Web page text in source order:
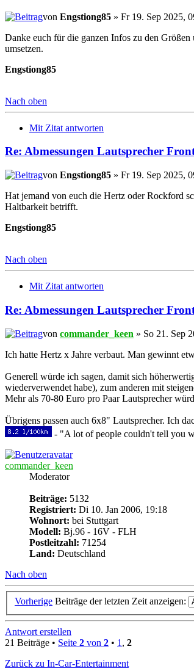
von Engstiong85 » Fr 19. Sep 2025,
Danke euch für die ganzen Infos zu den
umsetzen.
Engstiong85
Nach oben
Mit Zitat antworten
Re: Abmessungen Lautsprecher
von Engstiong85 » Fr 19. Sep 2025,
Hat jemand von euch die Hertz oder Rockford
Haltbarkeit betrifft.
Engstiong85
Nach oben
Mit Zitat antworten
Re: Abmessungen Lautsprecher
von commander_keen » So 21. Sep
Ich hatte Hertz x Jahre verbaut. Man gewinnt
Generell würde ich sagen, damit sich
wiederverwendet habe), zum anderen mit
Mehr als 70-80 Euro pro Paar Lautsprecher
Übrigens passen auch 6x8" Lautsprecher. Ich
- "A lot of people couldn't tell you
commander_keen
Moderator
Beiträge: 5132
Registriert: Di 10. Jan 2006, 19:18
Wohnort: bei Stuttgart
Modell: Bj.96 - 16V - FLH
Postleitzahl: 71254
Land: Deutschland
Nach oben
Vorherige Beiträge der letzten Zeit anzeigen:
Antwort erstellen
21 Beiträge • Seite 2 von 2 • 1 , 2
Zurück zu In-Car-Entertainment